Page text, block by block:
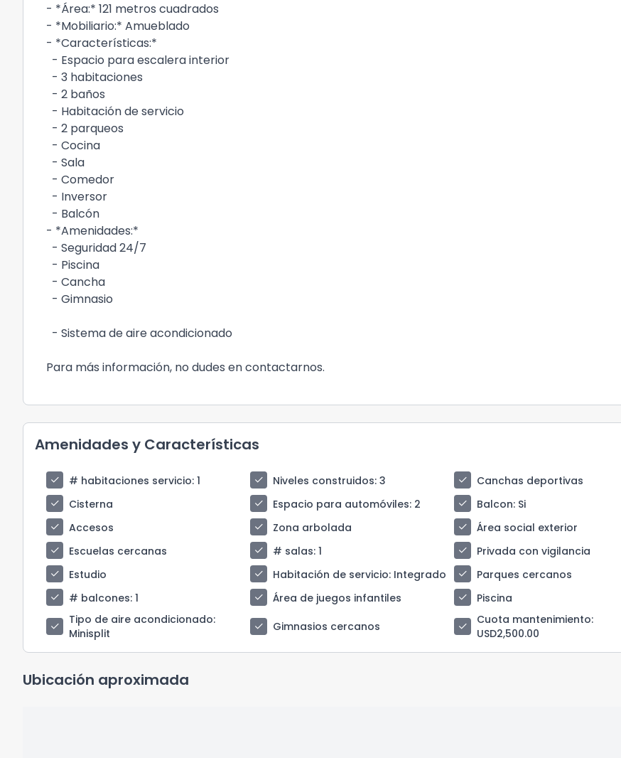
- *Área:* 121 metros cuadrados
- *Mobiliario:* Amueblado
- *Características:*
- Espacio para escalera interior
- 3 habitaciones
- 2 baños
- Habitación de servicio
- 2 parqueos
- Cocina
- Sala
- Comedor
- Inversor
- Balcón
- *Amenidades:*
- Seguridad 24/7
- Piscina
- Cancha
- Gimnasio
- Sistema de aire acondicionado
Para más información, no dudes en contactarnos.
Amenidades y Características
check # habitaciones servicio: 1 check Niveles construidos: 3 check
Canchas deportivas
check
Cisterna check Espacio para automóviles: 2 check Balcon: Si
check
Accesos check Zona arbolada check
Área social exterior
check
Escuelas cercanas check # salas: 1 check
Privada con vigilancia
check
Estudio check Habitación de servicio: Integrado check
Parques cercanos
check
# balcones: 1 check Área de juegos infantiles check
Piscina
check
Tipo de aire acondicionado:
Minisplit
check Gimnasios cercanos check Cuota mantenimiento:
USD2,500.00
Ubicación aproximada